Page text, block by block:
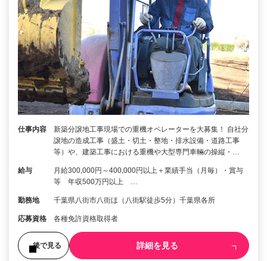
仕事内容
新築分譲地工事現場での重機オペレーターを大募集！ 自社分
譲地の造成工事（盛土・切土・整地・排水設備・道路工事
等）や、建築工事における重機や大型専門車輛の操縦・…
給与
月給300,000円～400,000円以上＋業績手当（月毎）・賞与
等 年収500万円以上 …
勤務地 千葉県八街市八街ほ（八街駅徒歩5分）千葉県各所
応募資格 各種免許資格取得者
後で見る 詳細を見る